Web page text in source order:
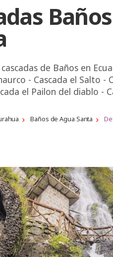
de Baños en
- Cascada el Salto -
el Pailon del diablo -
Baños de Agua Santa